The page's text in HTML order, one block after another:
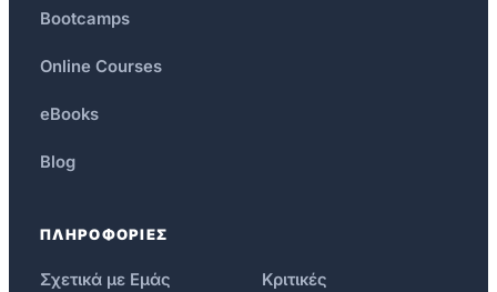
Bootcamps
Online Courses
eBooks
Blog
ΠΛΗΡΟΦΟΡΙΕΣ
Σχετικά με Εμάς Κριτικές